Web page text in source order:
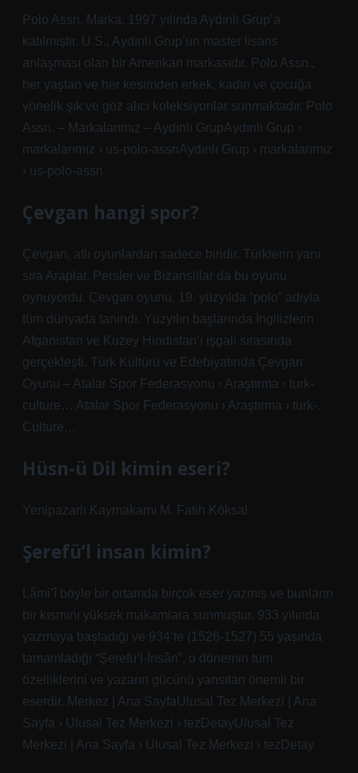
Polo Assn. Marka, 1997 yılında Aydınlı Grup’a
katılmıştır. U.S., Aydınlı Grup’un master lisans
anlaşması olan bir Amerikan markasıdır. Polo Assn.,
her yaştan ve her kesimden erkek, kadın ve çocuğa
yönelik şık ve göz alıcı koleksiyonlar sunmaktadır. Polo
Assn. – Markalarımız – Aydınlı GrupAydınlı Grup ›
markalarımız › us-polo-assnAydınlı Grup › markalarımız
› us-polo-assn
Çevgan hangi spor?
Çevgan, atlı oyunlardan sadece biridir. Türklerin yanı
sıra Araplar, Persler ve Bizanslılar da bu oyunu
oynuyordu. Çevgan oyunu, 19. yüzyılda “polo” adıyla
tüm dünyada tanındı. Yüzyılın başlarında İngilizlerin
Afganistan ve Kuzey Hindistan’ı işgali sırasında
gerçekleşti. Türk Kültürü ve Edebiyatında Çevgan
Oyunu – Atalar Spor Federasyonu › Araştırma › turk-
culture… Atalar Spor Federasyonu › Araştırma › turk-.
Culture…
Hüsn-ü Dil kimin eseri?
Yenipazarlı Kaymakamı M. Fatih Köksal
Şerefü’l insan kimin?
Lâmi’î böyle bir ortamda birçok eser yazmış ve bunların
bir kısmını yüksek makamlara sunmuştur. 933 yılında
yazmaya başladığı ve 934’te (1526-1527) 55 yaşında
tamamladığı “Şerefü’l-İnsân”, o dönemin tüm
özelliklerini ve yazarın gücünü yansıtan önemli bir
eserdir. Merkez | Ana SayfaUlusal Tez Merkezi | Ana
Sayfa › Ulusal Tez Merkezi › tezDetayUlusal Tez
Merkezi | Ana Sayfa › Ulusal Tez Merkezi › tezDetay